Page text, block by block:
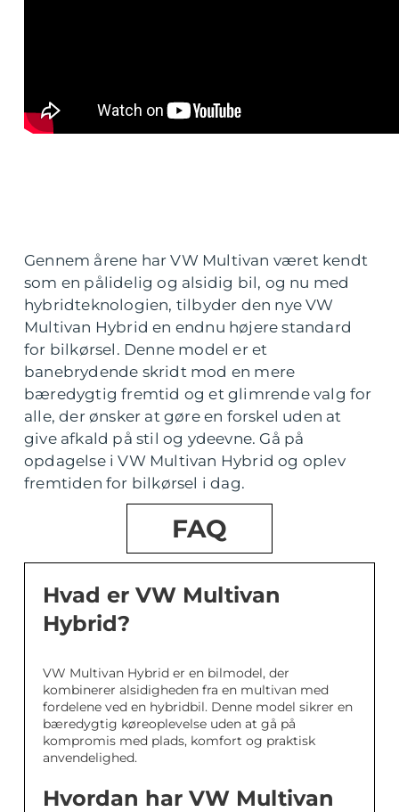
Gennem årene har VW Multivan været kendt
som en pålidelig og alsidig bil, og nu med
hybridteknologien, tilbyder den nye VW
Multivan Hybrid en endnu højere standard
for bilkørsel. Denne model er et
banebrydende skridt mod en mere
bæredygtig fremtid og et glimrende valg for
alle, der ønsker at gøre en forskel uden at
give afkald på stil og ydeevne. Gå på
opdagelse i VW Multivan Hybrid og oplev
fremtiden for bilkørsel i dag.
FAQ
Hvad er VW Multivan
Hybrid?
VW Multivan Hybrid er en bilmodel, der
kombinerer alsidigheden fra en multivan med
fordelene ved en hybridbil. Denne model sikrer en
bæredygtig køreoplevelse uden at gå på
kompromis med plads, komfort og praktisk
anvendelighed.
Hvordan har VW Multivan